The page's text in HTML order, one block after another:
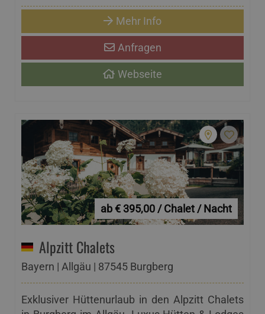
Mehr Info
Anfragen
Webseite
ab € 395,00 / Chalet / Nacht
Alpzitt Chalets
Bayern | Allgäu | 87545 Burgberg
Exklusiver Hüttenurlaub in den Alpzitt Chalets